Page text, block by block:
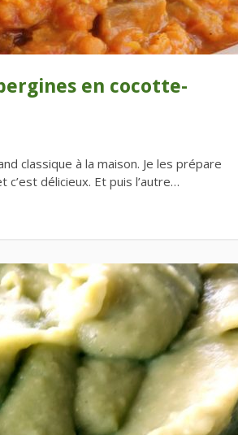
en cocotte-
classique à la maison. Je les prépare
délicieux. Et puis l’autre…